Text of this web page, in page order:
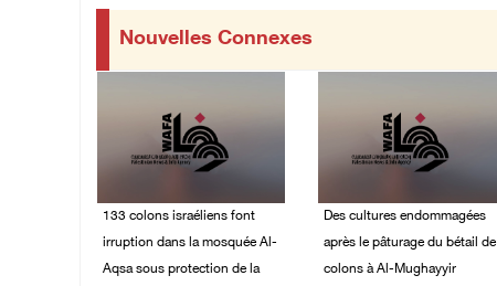
Nouvelles Connexes
133 colons israéliens font
irruption dans la mosquée Al-
Aqsa sous protection de la
Des cultures endommagées
après le pâturage du bétail de
colons à Al-Mughayyir